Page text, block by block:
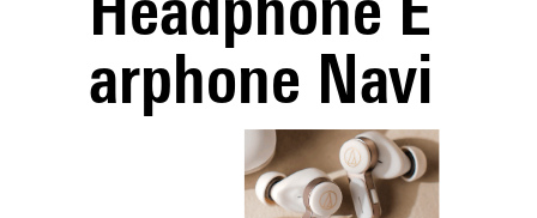
Headphone E
arphone Navi